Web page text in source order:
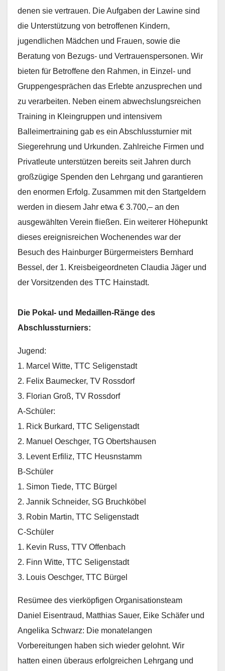
denen sie vertrauen. Die Aufgaben der Lawine sind
die Unterstützung von betroffenen Kindern,
jugendlichen Mädchen und Frauen, sowie die
Beratung von Bezugs- und Vertrauenspersonen. Wir
bieten für Betroffene den Rahmen, in Einzel- und
Gruppengesprächen das Erlebte anzusprechen und
zu verarbeiten. Neben einem abwechslungsreichen
Training in Kleingruppen und intensivem
Balleimertraining gab es ein Abschlussturnier mit
Siegerehrung und Urkunden. Zahlreiche Firmen und
Privatleute unterstützen bereits seit Jahren durch
großzügige Spenden den Lehrgang und garantieren
den enormen Erfolg. Zusammen mit den Startgeldern
werden in diesem Jahr etwa € 3.700,– an den
ausgewählten Verein fließen. Ein weiterer Höhepunkt
dieses ereignisreichen Wochenendes war der
Besuch des Hainburger Bürgermeisters Bernhard
Bessel, der 1. Kreisbeigeordneten Claudia Jäger und
der Vorsitzenden des TTC Hainstadt.
Die Pokal- und Medaillen-Ränge des
Abschlussturniers:
Jugend:
1. Marcel Witte, TTC Seligenstadt
2. Felix Baumecker, TV Rossdorf
3. Florian Groß, TV Rossdorf
A-Schüler:
1. Rick Burkard, TTC Seligenstadt
2. Manuel Oeschger, TG Obertshausen
3. Levent Erfiliz, TTC Heusnstamm
B-Schüler
1. Simon Tiede, TTC Bürgel
2. Jannik Schneider, SG Bruchköbel
3. Robin Martin, TTC Seligenstadt
C-Schüler
1. Kevin Russ, TTV Offenbach
2. Finn Witte, TTC Seligenstadt
3. Louis Oeschger, TTC Bürgel
Resümee des vierköpfigen Organisationsteam
Daniel Eisentraud, Matthias Sauer, Eike Schäfer und
Angelika Schwarz: Die monatelangen
Vorbereitungen haben sich wieder gelohnt. Wir
hatten einen überaus erfolgreichen Lehrgang und